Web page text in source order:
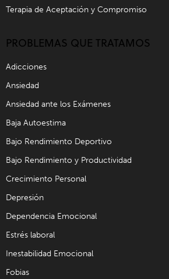
Terapia de Aceptación y Compromiso
PROBLEMAS QUE TRATAMOS
Adicciones
Ansiedad
Ansiedad ante los Exámenes
Baja Autoestima
Bajo Rendimiento Deportivo
Bajo Rendimiento y Productividad
Crecimiento Personal
Depresión
Dependencia Emocional
Estrés laboral
Inestabilidad Emocional
Fobias